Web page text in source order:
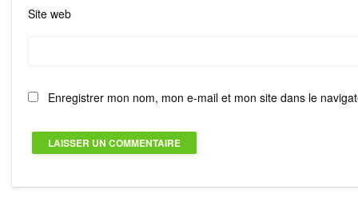
Site web
Enregistrer mon nom, mon e-mail et mon site dans le